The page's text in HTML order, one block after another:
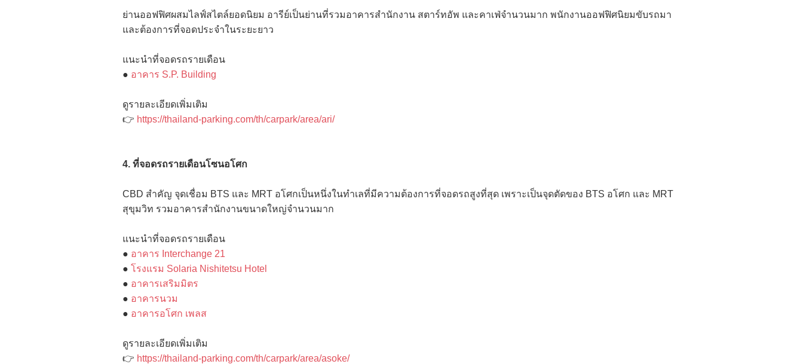
ย่านออฟฟิศผสมไลฟ์สไตล์ยอดนิยม อารีย์เป็นย่านที่รวมอาคารสำนักงาน สตาร์ทอัพ และคาเฟ่จำนวนมาก พนักงานออฟฟิศนิยมขับรถมา
และต้องการที่จอดประจำในระยะยาว
แนะนำที่จอดรถรายเดือน
● อาคาร S.P. Building
ดูรายละเอียดเพิ่มเติม
👉 https://thailand-parking.com/th/carpark/area/ari/
4. ที่จอดรถรายเดือนโซนอโศก
CBD สำคัญ จุดเชื่อม BTS และ MRT อโศกเป็นหนึ่งในทำเลที่มีความต้องการที่จอดรถสูงที่สุด เพราะเป็นจุดตัดของ BTS อโศก และ MRT
สุขุมวิท รวมอาคารสำนักงานขนาดใหญ่จำนวนมาก
แนะนำที่จอดรถรายเดือน
● อาคาร Interchange 21
● โรงแรม Solaria Nishitetsu Hotel
● อาคารเสริมมิตร
● อาคารนวม
● อาคารอโศก เพลส
ดูรายละเอียดเพิ่มเติม
👉 https://thailand-parking.com/th/carpark/area/asoke/